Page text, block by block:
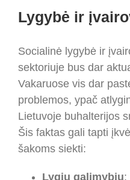
Lygybė ir
Socialinė lygybė ir
sektoriuje bus dar
Vakaruose vis dar
problemos, ypač
Lietuvoje buhalterijos
Šis faktas gali tapti
šakoms siekti:
Lygių galimybių: